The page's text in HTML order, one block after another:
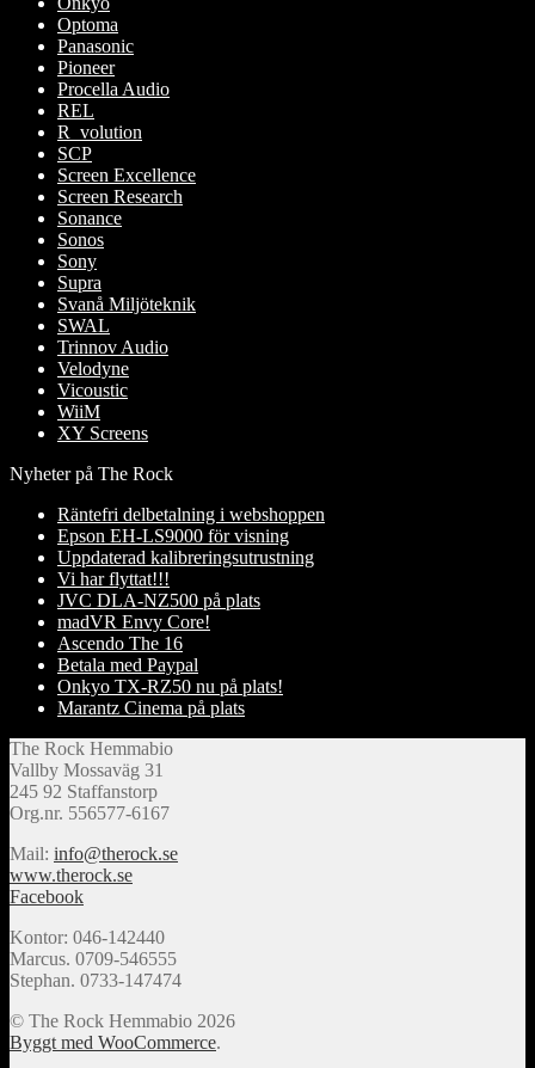
Optoma
Panasonic
Pioneer
Procella Audio
REL
R_volution
SCP
Screen Excellence
Screen Research
Sonance
Sonos
Sony
Supra
Svanå Miljöteknik
SWAL
Trinnov Audio
Velodyne
Vicoustic
WiiM
XY Screens
Nyheter på The Rock
Räntefri delbetalning i webshoppen
Epson EH-LS9000 för visning
Uppdaterad kalibreringsutrustning
Vi har flyttat!!!
JVC DLA-NZ500 på plats
madVR Envy Core!
Ascendo The 16
Betala med Paypal
Onkyo TX-RZ50 nu på plats!
Marantz Cinema på plats
The Rock Hemmabio
Vallby Mossaväg 31
245 92 Staffanstorp
Org.nr. 556577-6167
Mail: info@therock.se
www.therock.se
Facebook
Kontor: 046-142440
Marcus. 0709-546555
Stephan. 0733-147474
© The Rock Hemmabio 2026
Byggt med WooCommerce.